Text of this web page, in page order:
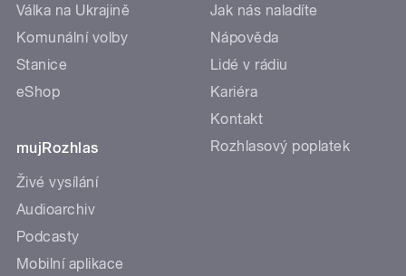
Válka na Ukrajině
Komunální volby
Stanice
eShop
mujRozhlas
Živé vysílání
Audioarchiv
Podcasty
Mobilní aplikace
Jak nás naladíte
Nápověda
Lidé v rádiu
Kariéra
Kontakt
Rozhlasový poplatek